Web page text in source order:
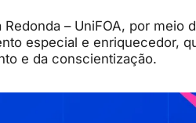
– UniFOA, por meio
especial e enriquecedor,
e da conscientização.